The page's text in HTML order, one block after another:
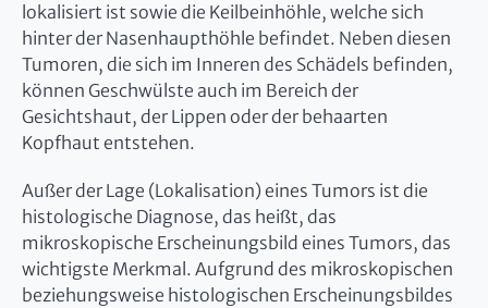
lokalisiert ist sowie die Keilbeinhöhle, welche sich
hinter der Nasenhaupthöhle befindet. Neben diesen
Tumoren, die sich im Inneren des Schädels befinden,
können Geschwülste auch im Bereich der
Gesichtshaut, der Lippen oder der behaarten
Kopfhaut entstehen.
Außer der Lage (Lokalisation) eines Tumors ist die
histologische Diagnose, das heißt, das
mikroskopische Erscheinungsbild eines Tumors, das
wichtigste Merkmal. Aufgrund des mikroskopischen
beziehungsweise histologischen Erscheinungsbildes